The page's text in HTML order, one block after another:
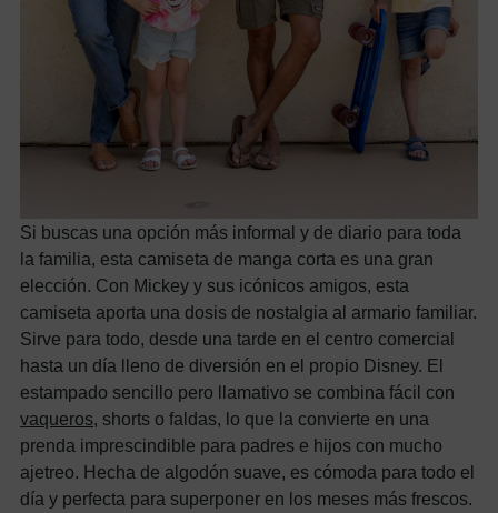
Si buscas una opción más informal y de diario para toda
la familia, esta camiseta de manga corta es una gran
elección. Con Mickey y sus icónicos amigos, esta
camiseta aporta una dosis de nostalgia al armario familiar.
Sirve para todo, desde una tarde en el centro comercial
hasta un día lleno de diversión en el propio Disney. El
estampado sencillo pero llamativo se combina fácil con
vaqueros, shorts o faldas, lo que la convierte en una
prenda imprescindible para padres e hijos con mucho
ajetreo. Hecha de algodón suave, es cómoda para todo el
día y perfecta para superponer en los meses más frescos.